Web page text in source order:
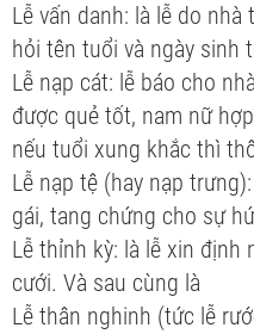
Lễ vấn danh: là lễ do
hỏi tên tuổi và ngày sinh
Lễ nạp cát: lễ báo cho
được quẻ tốt, nam nữ
nếu tuổi xung khắc thì
Lễ nạp tệ (hay nạp
gái, tang chứng cho sự
Lễ thỉnh kỳ: là lễ xin định
cưới. Và sau cùng là
Lễ thân nghinh (tức lễ